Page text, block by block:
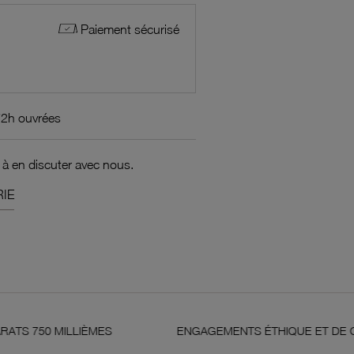
Paiement sécurisé
ouvrées
en discuter avec nous.
ENGAGEMENTS ÉTHIQUE ET DE QUALITÉ